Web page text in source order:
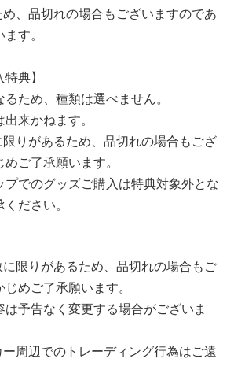
、品切れの場合もございますのであ
す。
特典】
ため、種類は選べません。
来かねます。
りがあるため、品切れの場合もござ
ご了承願います。
でのグッズご購入は特典対象外とな
ださい。
限りがあるため、品切れの場合もご
めご了承願います。
予告なく変更する場合がございま
周辺でのトレーディング行為はご遠